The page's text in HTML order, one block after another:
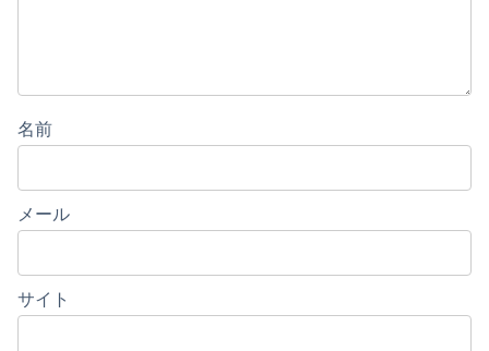
名前
メール
サイト